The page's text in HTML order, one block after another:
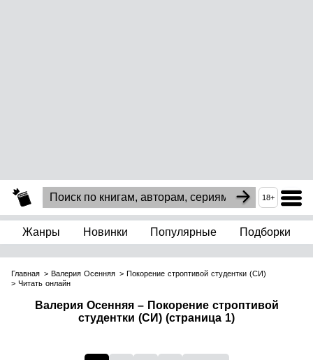
18+
Жанры Новинки Популярные Подборки
Главная Валерия Осенняя
Покорение строптивой студентки (СИ)
Читать онлайн
Валерия Осенняя – Покорение строптивой
студентки (СИ) (страница 1)